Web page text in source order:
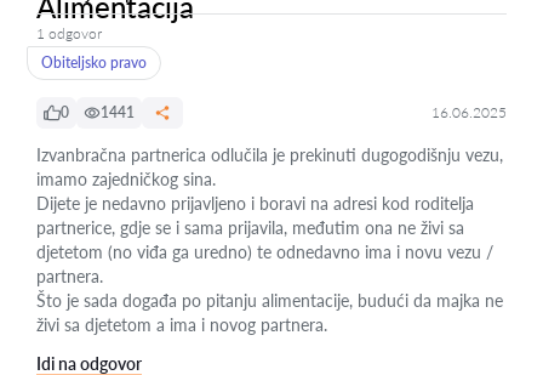
1 odgovor
Obiteljsko pravo
0 1441 16.06.2025
Izvanbračna partnerica odlučila je prekinuti dugogodišnju vezu,
imamo zajedničkog sina.
Dijete je nedavno prijavljeno i boravi na adresi kod roditelja
partnerice, gdje se i sama prijavila, međutim ona ne živi sa
djetetom (no viđa ga uredno) te odnedavno ima i novu vezu /
partnera.
Što je sada događa po pitanju alimentacije, budući da majka ne
živi sa djetetom a ima i novog partnera.
Idi na odgovor